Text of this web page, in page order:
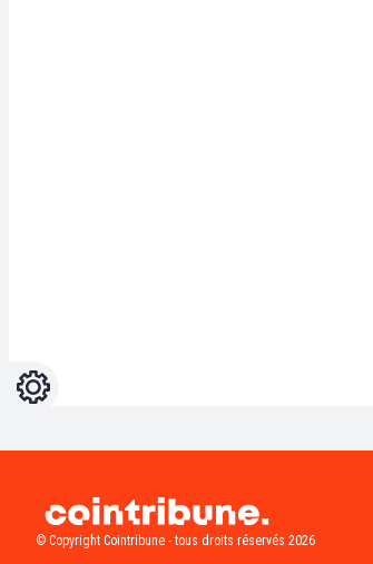
Réglages
© Copyright Cointribune - tous droits réservés 2026